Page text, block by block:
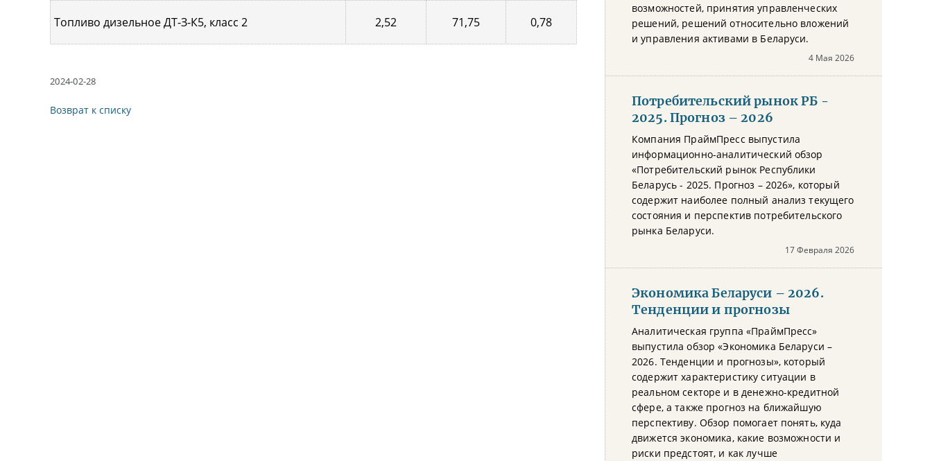
Топливо дизельное ДТ-З-К5, класс 2 2,52 71,75 0,78
2024-02-28
Возврат к списку
возможностей, принятия управленческих
решений, решений относительно вложений
и управления активами в Беларуси.
4 Мая 2026
Потребительский рынок РБ -
2025. Прогноз – 2026
Компания ПраймПресс выпустила
информационно-аналитический обзор
«Потребительский рынок Республики
Беларусь - 2025. Прогноз – 2026», который
содержит наиболее полный анализ текущего
состояния и перспектив потребительского
рынка Беларуси.
17 Февраля 2026
Экономика Беларуси – 2026.
Тенденции и прогнозы
Аналитическая группа «ПраймПресс»
выпустила обзор «Экономика Беларуси –
2026. Тенденции и прогнозы», который
содержит характеристику ситуации в
реальном секторе и в денежно-кредитной
сфере, а также прогноз на ближайшую
перспективу. Обзор помогает понять, куда
движется экономика, какие возможности и
риски предстоят, и как лучше